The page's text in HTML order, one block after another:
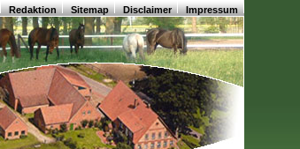
Redaktion Sitemap Disclaimer Impressum